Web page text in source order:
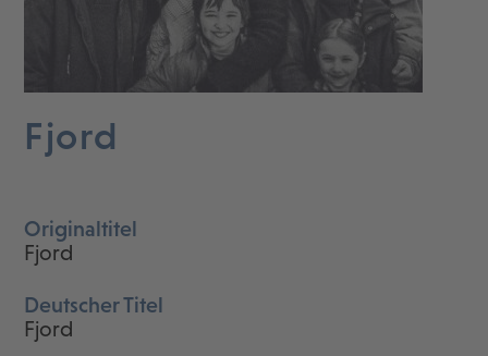
Fjord
Originaltitel
Fjord
Deutscher Titel
Fjord